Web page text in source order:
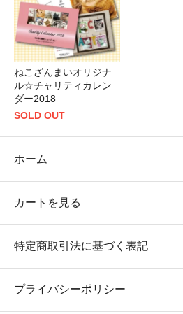
ねこざんまいオリジナ
ル☆チャリティカレン
ダー2018
SOLD OUT
ホーム
カートを見る
特定商取引法に基づく表記
プライバシーポリシー